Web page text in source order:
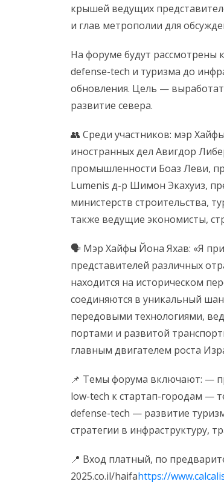
крышей ведущих
и глав метрополии для
На форуме будут рассмотрены
defense-tech и туризма до
обновления. Цель —
развитие севера.
👥 Среди участников: мэр
иностранных дел Авигдор
промышленности Боаз Леви,
Lumenis д-р Шимон Экахуиз,
министерств строительства,
также ведущие экономисты,
🗣 Мэр Хайфы Йона Яхав: «Я
представителей различных
находится на историческом
соединяются в уникальный
передовыми технологиями,
портами и развитой
главным двигателем роста
📌 Темы форума включают: —
low-tech к стартап-городам —
defense-tech — развитие
стратегии в инфраструктуру,
📍 Вход платный, по
2025.co.il/haifahttps://